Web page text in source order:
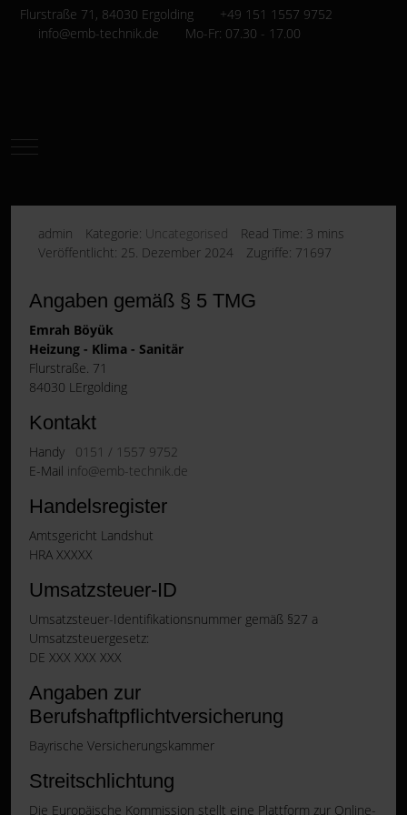
Flurstraße 71, 84030 Ergolding
+49 151 1557 9752
info@emb-technik.de
Mo-Fr: 07.30 - 17.00
Mobile Menu Toggle
admin Kategorie: Uncategorised
Read Time: 3 mins
Veröffentlicht: 25. Dezember 2024
Zugriffe: 71697
Angaben gemäß § 5 TMG
Emrah Böyük
Heizung - Klima - Sanitär
Flurstraße. 71
84030 LErgolding
Kontakt
Handy 0151 / 1557 9752
E-Mail info@emb-technik.de
Handelsregister
Amtsgericht Landshut
HRA XXXXX
Umsatzsteuer-ID
Umsatzsteuer-Identifikationsnummer gemäß §27 a
Umsatzsteuergesetz:
DE XXX XXX XXX
Angaben zur
Berufshaftpflichtversicherung
Bayrische Versicherungskammer
Streitschlichtung
Die Europäische Kommission stellt eine Plattform zur Online-